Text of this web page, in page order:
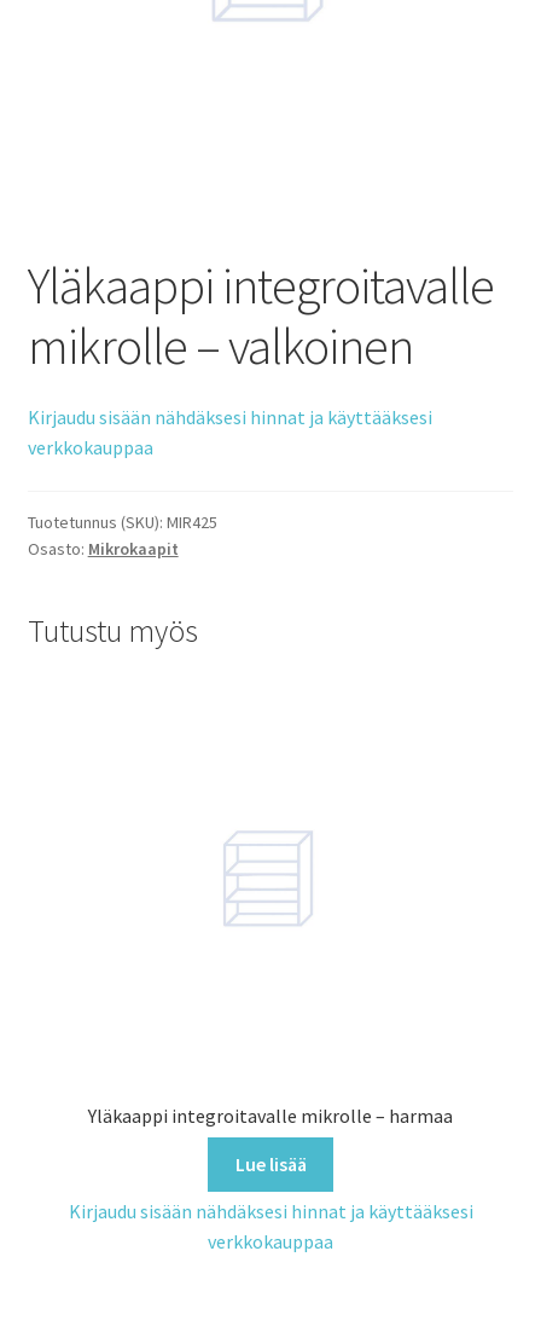
Yläkaappi integroitavalle
mikrolle – valkoinen
Kirjaudu sisään nähdäksesi hinnat ja käyttääksesi
verkkokauppaa
Tuotetunnus (SKU): MIR425
Osasto: Mikrokaapit
Tutustu myös
Yläkaappi integroitavalle mikrolle – harmaa
Lue lisää
Kirjaudu sisään nähdäksesi hinnat ja käyttääksesi
verkkokauppaa